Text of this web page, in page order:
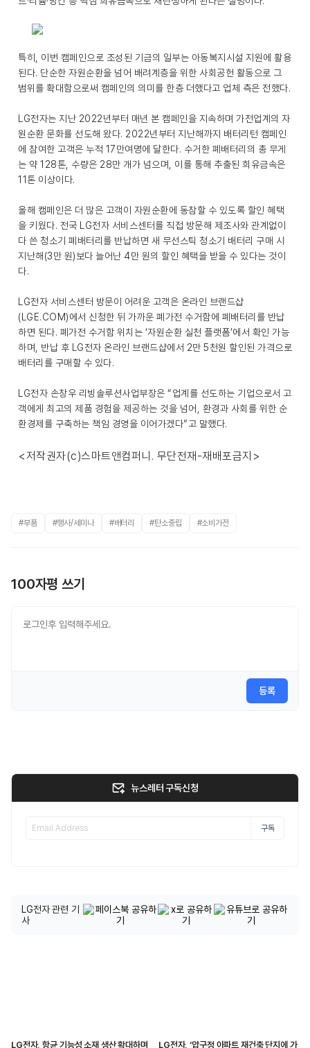
특히, 이번 캠페인으로 조성된 기금의 일부는 아동복지시설 지원에 활용
된다. 단순한 자원순환을 넘어 배려계층을 위한 사회공헌 활동으로 그
범위를 확대함으로써 캠페인의 의미를 한층 더했다고 업체 측은 전했다.
LG전자는 지난 2022년부터 매년 본 캠페인을 지속하며 가전업계의 자
원순환 문화를 선도해 왔다. 2022년부터 지난해까지 배터리턴 캠페인
에 참여한 고객은 누적 17만여명에 달한다. 수거한 폐배터리의 총 무게
는 약 128톤, 수량은 28만 개가 넘으며, 이를 통해 추출된 희유금속은
11톤 이상이다.
올해 캠페인은 더 많은 고객이 자원순환에 동참할 수 있도록 할인 혜택
을 키웠다. 전국 LG전자 서비스센터를 직접 방문해 제조사와 관계없이
다 쓴 청소기 폐배터리를 반납하면 새 무선스틱 청소기 배터리 구매 시
지난해(3만 원)보다 늘어난 4만 원의 할인 혜택을 받을 수 있다는 것이
다.
LG전자 서비스센터 방문이 어려운 고객은 온라인 브랜드샵
(LGE.COM)에서 신청한 뒤 가까운 폐가전 수거함에 폐배터리를 반납
하면 된다. 폐가전 수거함 위치는 ‘자원순환 실천 플랫폼’에서 확인 가능
하며, 반납 후 LG전자 온라인 브랜드샵에서 2만 5천원 할인된 가격으로
배터리를 구매할 수 있다.
LG전자 손창우 리빙솔루션사업부장은 “업계를 선도하는 기업으로서 고
객에게 최고의 제품 경험을 제공하는 것을 넘어, 환경과 사회를 위한 순
환경제를 구축하는 책임 경영을 이어가겠다”고 말했다.
<저작권자(c)스마트앤컴퍼니. 무단전재-재배포금지>
#부품 #행사/세미나 #배터리 #탄소중립 #소비가전
100자평 쓰기
등록
뉴스레터 구독신청
구독
LG전자 관련 기
사
LG전자, 항균 기능성 소재 생산 확대하며 LG전자, ‘압구정 아파트 재건축 단지에 가